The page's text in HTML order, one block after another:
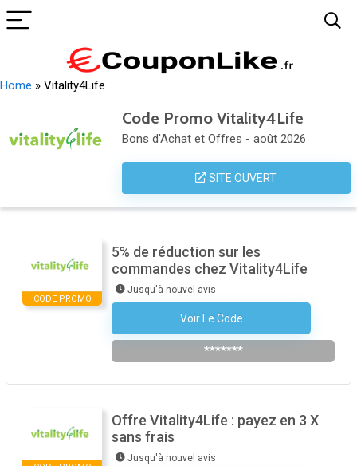
Home » Vitality4Life
Code Promo Vitality4Life
Bons d'Achat et Offres - août 2026
SITE OUVERT
CODE PROMO
5% de réduction sur les
commandes chez Vitality4Life
Jusqu'à nouvel avis
Voir Le Code
S'inscrire À La Newsletter
*******
Offre Vitality4Life : payez en 3 X
sans frais
Jusqu'à nouvel avis